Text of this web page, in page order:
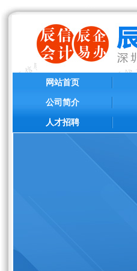
网站首页
公司简介
人才招聘